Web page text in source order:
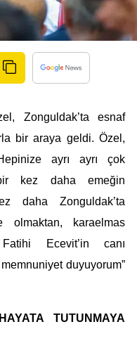
Zonguldak’ta esnaf
bir araya geldi. Özel,
ayrı ayrı çok
kez daha emeğin
daha Zonguldak’ta
olmaktan, karaelmas
Ecevit’in canı
duyuyorum”
TUTUNMAYA